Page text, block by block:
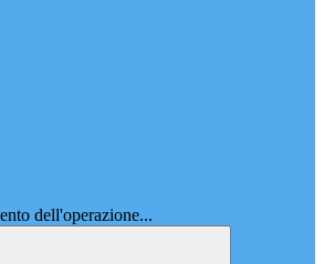
dell'operazione...